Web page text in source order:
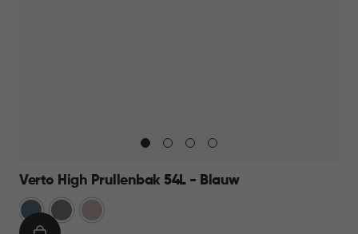
Verto High Prullenbak 54L - Blauw
BlauwGrijs Rose